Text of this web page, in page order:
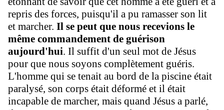
repris des forces, puisqu'il a pu ramasser son lit
et marcher. Il se peut que nous recevions le
même commandement de guérison
aujourd'hui. Il suffit d'un seul mot de Jésus
pour que nous soyons complètement guéris.
L'homme qui se tenait au bord de la piscine était
paralysé, son corps était déformé et il était
incapable de marcher, mais quand Jésus a parlé,